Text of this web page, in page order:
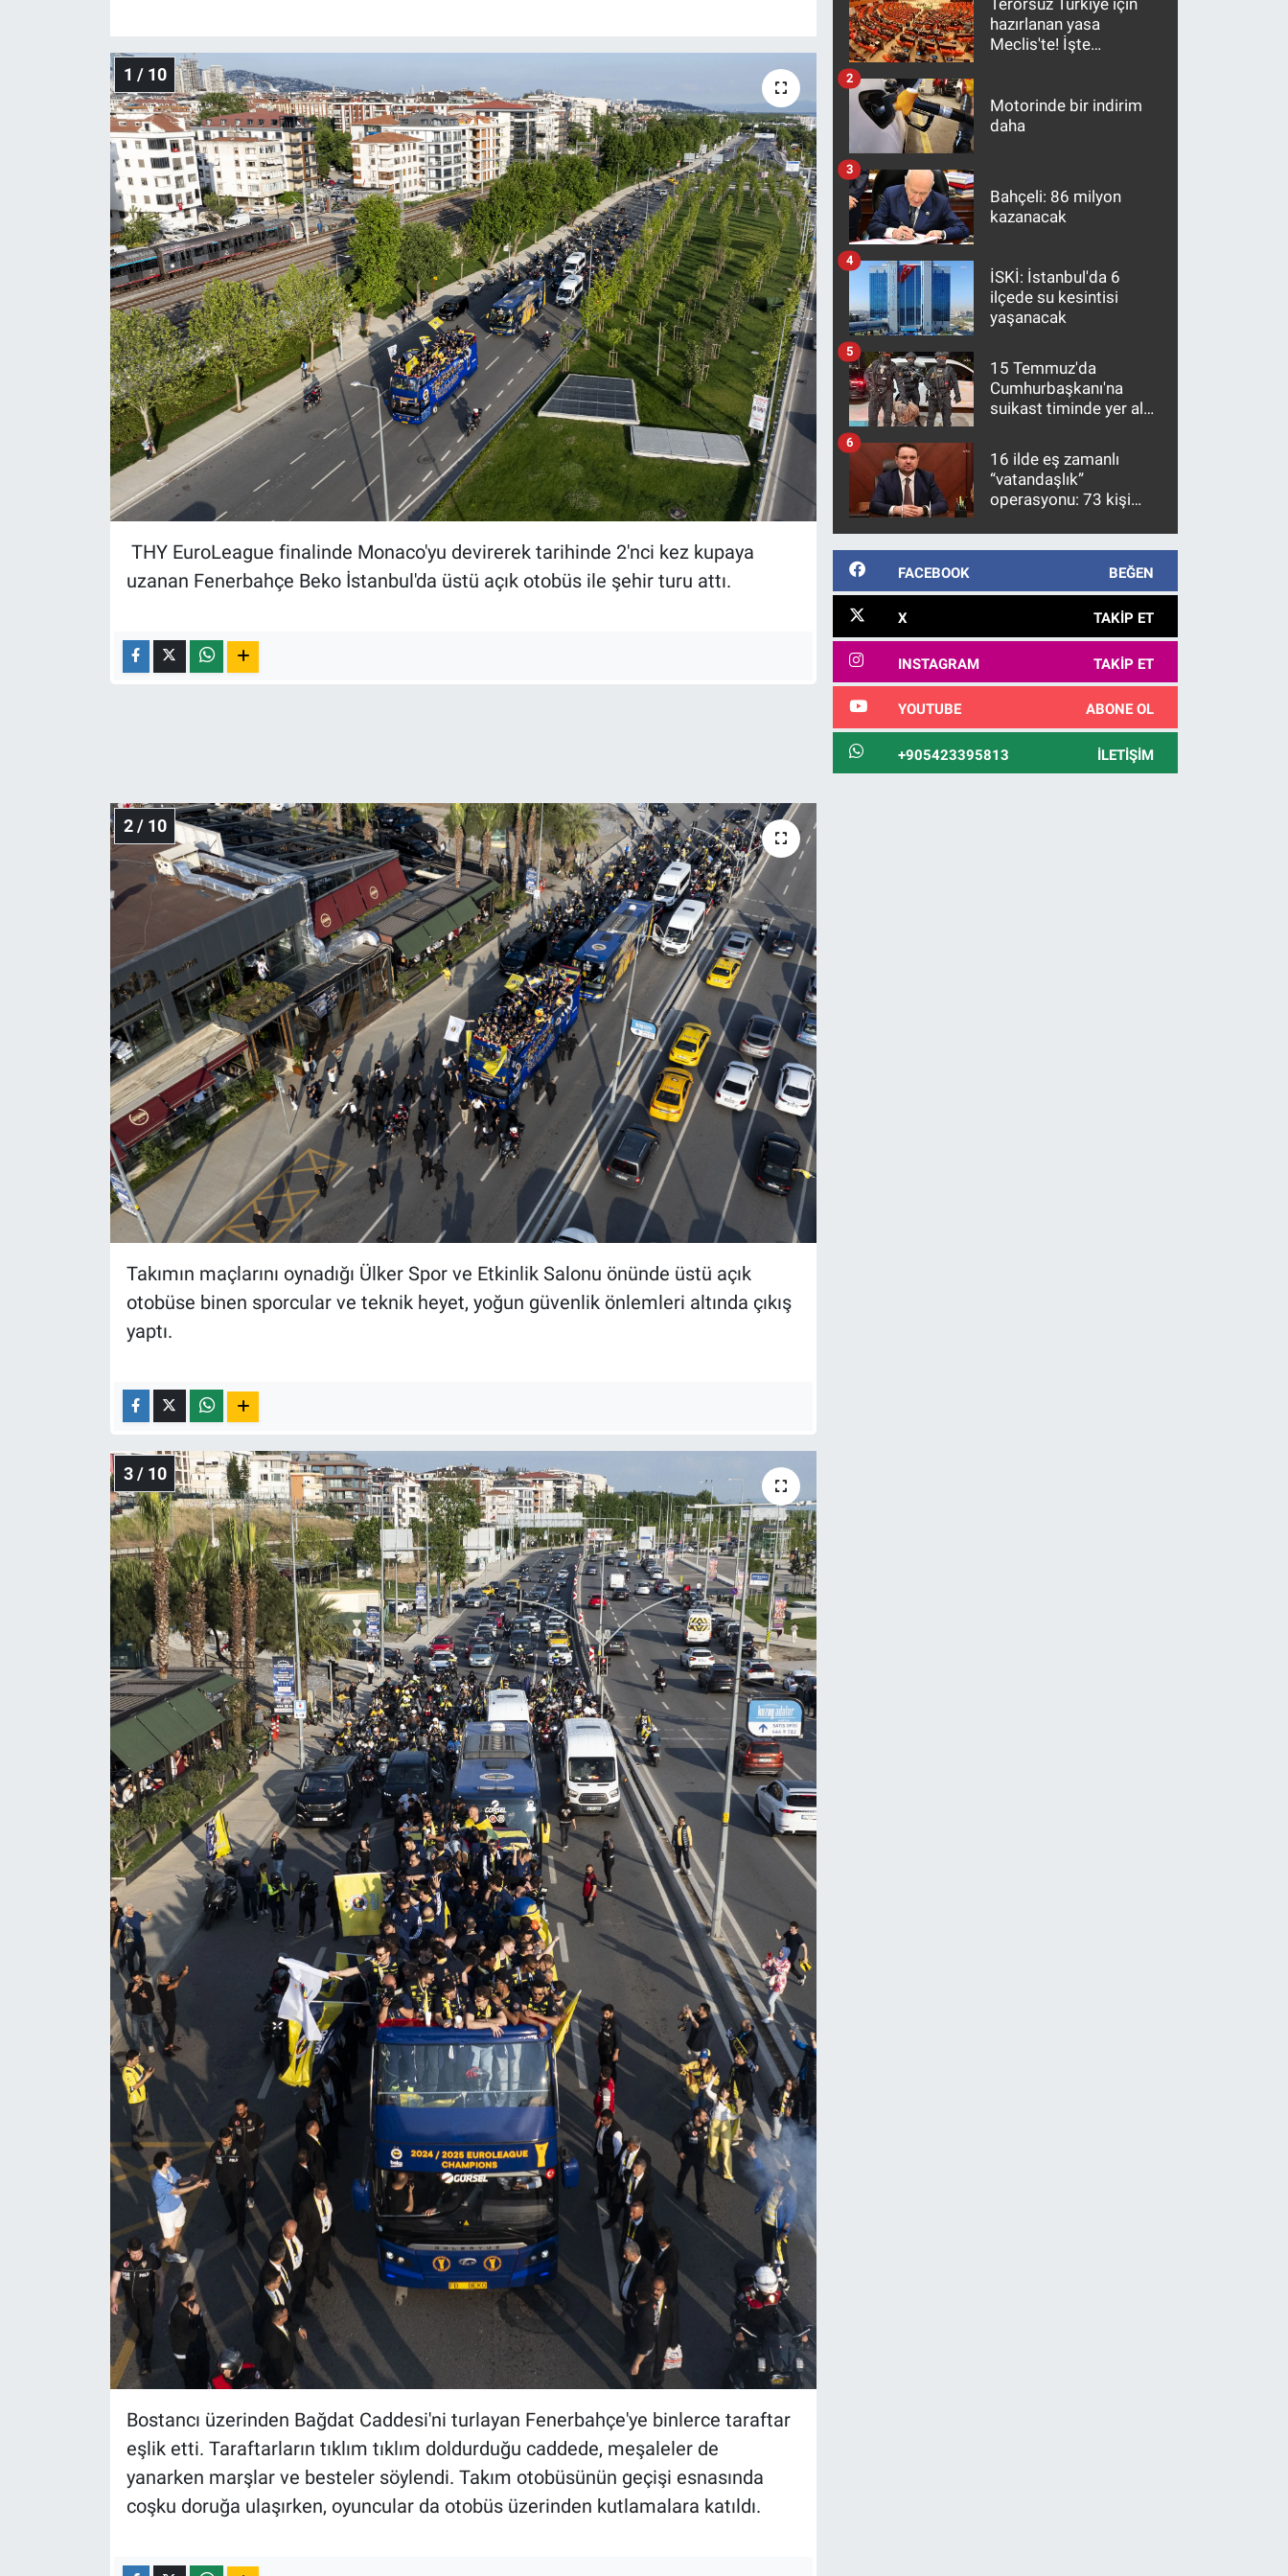
1 / 10
THY EuroLeague finalinde Monaco'yu devirerek tarihinde 2'nci kez kupaya
uzanan Fenerbahçe Beko İstanbul'da üstü açık otobüs ile şehir turu attı.
2 / 10
Takımın maçlarını oynadığı Ülker Spor ve Etkinlik Salonu önünde üstü açık
otobüse binen sporcular ve teknik heyet, yoğun güvenlik önlemleri altında çıkış
yaptı.
3 / 10
Bostancı üzerinden Bağdat Caddesi'ni turlayan Fenerbahçe'ye binlerce taraftar
eşlik etti. Taraftarların tıklım tıklım doldurduğu caddede, meşaleler de
yanarken marşlar ve besteler söylendi. Takım otobüsünün geçişi esnasında
coşku doruğa ulaşırken, oyuncular da otobüs üzerinden kutlamalara katıldı.
Terörsüz Türkiye için
hazırlanan yasa
Meclis'te! İşte
Motorinde bir indirim
daha
2
Bahçeli: 86 milyon
kazanacak
3
İSKİ: İstanbul'da 6
ilçede su kesintisi
yaşanacak
4
15 Temmuz'da
Cumhurbaşkanı'na
suikast timinde yer alan
10 yıl sonra yakalandı
5
16 ilde eş zamanlı
“vatandaşlık”
operasyonu: 73 kişi
6
FACEBOOK BEĞEN
X TAKIP ET
INSTAGRAM TAKIP ET
YOUTUBE ABONE OL
+905423395813 İLETIŞIM
Günün görüntüsü
Koronavirüs
Kültür Sanat
Ne demişti
Yerel Gündem
Yerel Yaşam